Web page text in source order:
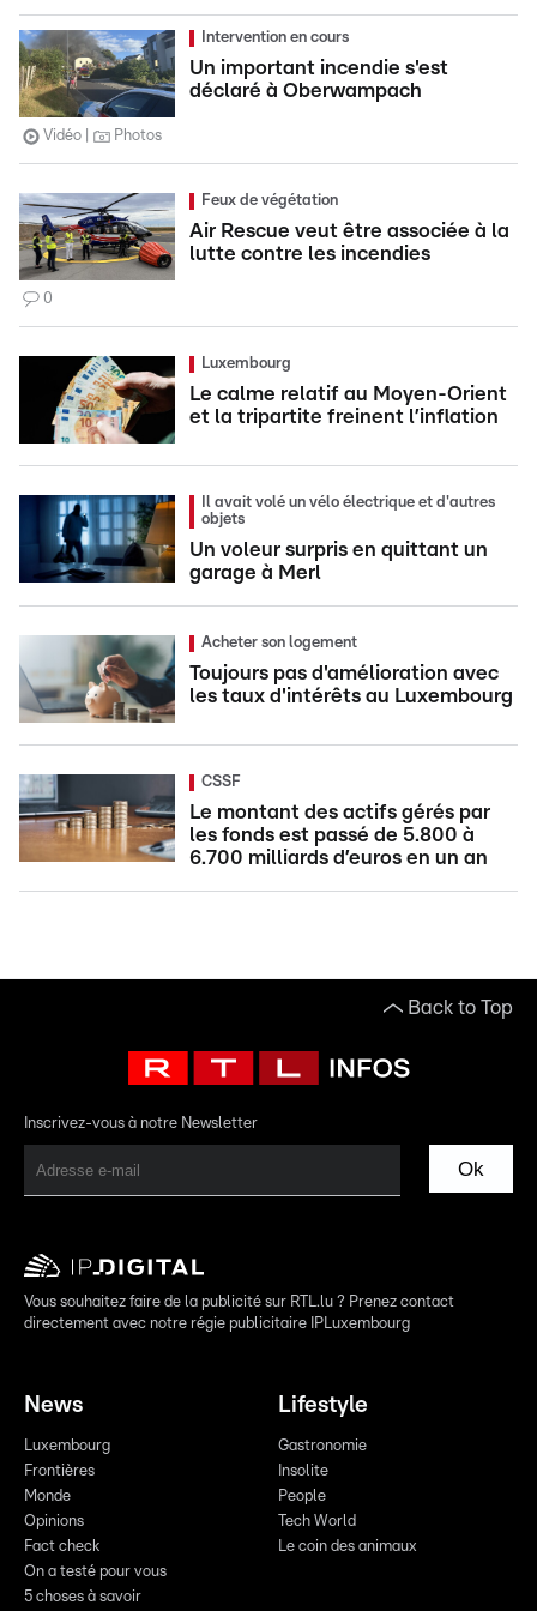
Intervention en cours
Un important incendie s'est
déclaré à Oberwampach
Vidéo Photos
Feux de végétation
Air Rescue veut être associée à la
lutte contre les incendies
0
Luxembourg
Le calme relatif au Moyen-Orient
et la tripartite freinent l’inflation
Il avait volé un vélo électrique et d'autres
objets
Un voleur surpris en quittant un
garage à Merl
Acheter son logement
Toujours pas d'amélioration avec
les taux d'intérêts au Luxembourg
CSSF
Le montant des actifs gérés par
les fonds est passé de 5.800 à
6.700 milliards d’euros en un an
Back to Top
Inscrivez-vous à notre Newsletter
Ok
Vous souhaitez faire de la publicité sur RTL.lu ? Prenez contact
directement avec notre régie publicitaire IPLuxembourg
News
Luxembourg
Frontières
Monde
Opinions
Fact check
On a testé pour vous
5 choses à savoir
Lifestyle
Gastronomie
Insolite
People
Tech World
Le coin des animaux